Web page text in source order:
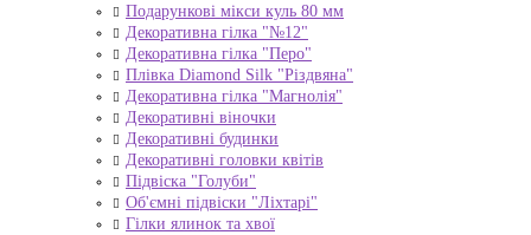
Подарункові мікси куль 80 мм
Декоративна гілка "№12"
Декоративна гілка "Перо"
Плівка Diamond Silk "Різдвяна"
Декоративна гілка "Магнолія"
Декоративні віночки
Декоративні будинки
Декоративні головки квітів
Підвіска "Голуби"
Об'ємні підвіски "Ліхтарі"
Гілки ялинок та хвої